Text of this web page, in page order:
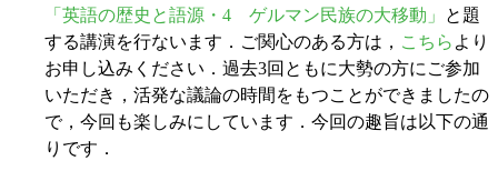
「英語の歴史と語源・4 ゲルマン民族の大移動」
と題
する講演を行ないます．ご関心のある方は， こちら より
お申し込みください．過去3回ともに大勢の方にご参加
いただき，活発な議論の時間をもつことができましたの
で，今回も楽しみにしています．今回の趣旨は以下の通
りです．